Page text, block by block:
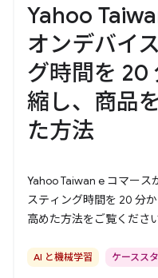
Yahoo
オンデバイ
グ時間を 20
縮し、商品
た方法
Yahoo Taiwan e コマース
スティング時間を 20 分
高めた方法をご覧ください
AI と機械学習 ケースス